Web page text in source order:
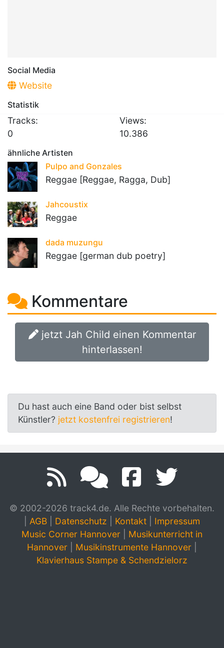
Social Media
Website
Statistik
Tracks:
0
Views:
10.386
ähnliche Artisten
Pulpo and Gonzales
Reggae [Reggae, Ragga, Dub]
Jahcoustix
Reggae
dada muzungu
Reggae [german dub poetry]
Kommentare
jetzt Jah Child einen Kommentar
hinterlassen!
Du hast auch eine Band oder bist selbst
Künstler? jetzt kostenfrei registrieren!
© 2002-2026 track4.de. Alle Rechte vorbehalten.
AGB Datenschutz Kontakt
Impressum
Music Corner Hannover
Musikunterricht in
Hannover
Musikinstrumente Hannover
Klavierhaus Stampe & Schendzielorz